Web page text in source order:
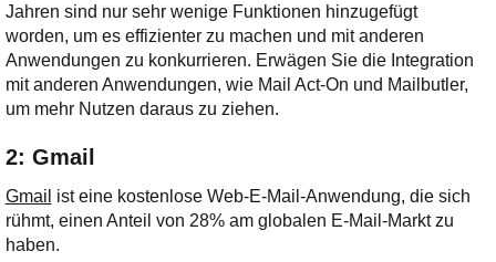
Jahren sind nur sehr wenige Funktionen hinzugefügt
worden, um es effizienter zu machen und mit anderen
Anwendungen zu konkurrieren. Erwägen Sie die Integration
mit anderen Anwendungen, wie Mail Act-On und Mailbutler,
um mehr Nutzen daraus zu ziehen.
2: Gmail
Gmail ist eine kostenlose Web-E-Mail-Anwendung, die sich
rühmt, einen Anteil von 28% am globalen E-Mail-Markt zu
haben.